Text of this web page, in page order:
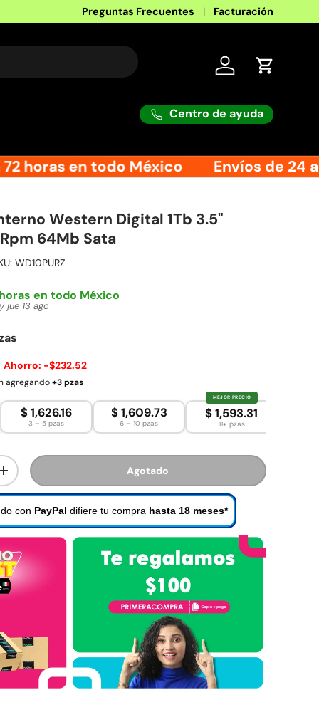
Preguntas Frecuentes Facturación
Iniciar sesión
Carrito
Centro de ayuda
horas en todo México Envíos de 24 a
Western Digital 1Tb 3.5"
64Mb Sata
WD10PURZ
en todo México
jue 13 ago
|Ahorro: -$232.52
agregando+3 pzas
$ 1,626.16
3 – 5 pzas
$ 1,609.73
6 – 10 pzas
MEJOR PRECIO
$ 1,593.31
11+ pzas
Aumentar la cantidad Agotado
con PayPal difiere tu compra hasta 18 meses*